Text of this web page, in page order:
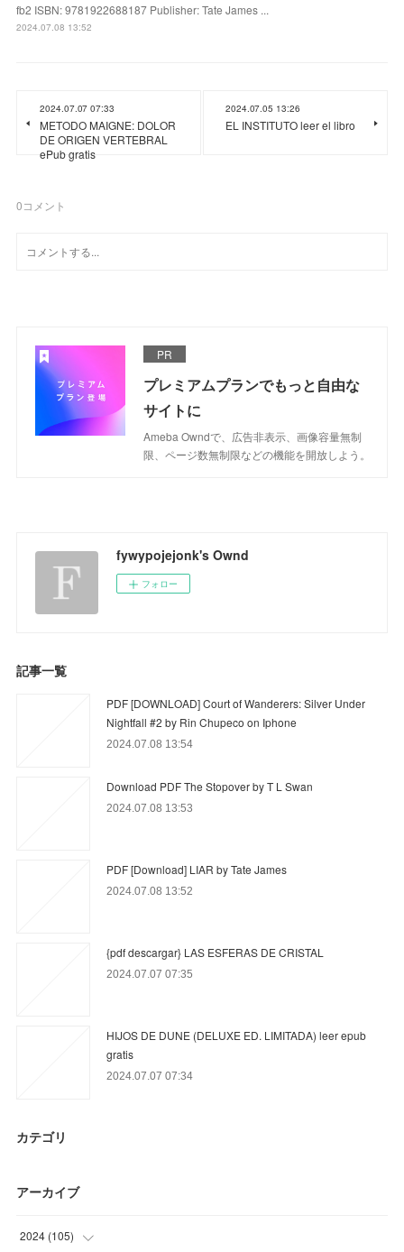
fb2 ISBN: 9781922688187 Publisher: Tate James ...
2024.07.08 13:52
2024.07.07 07:33
METODO MAIGNE: DOLOR
DE ORIGEN VERTEBRAL
ePub gratis
2024.07.05 13:26
EL INSTITUTO leer el libro
0コメント
PR
プレミアムプランでもっと自由な
サイトに
Ameba Owndで、広告非表示、画像容量無制
限、ページ数無制限などの機能を開放しよう。
fywypojejonk's Ownd
フォロー
記事一覧
PDF [DOWNLOAD] Court of Wanderers: Silver Under
Nightfall #2 by Rin Chupeco on Iphone
2024.07.08 13:54
Download PDF The Stopover by T L Swan
2024.07.08 13:53
PDF [Download] LIAR by Tate James
2024.07.08 13:52
{pdf descargar} LAS ESFERAS DE CRISTAL
2024.07.07 07:35
HIJOS DE DUNE (DELUXE ED. LIMITADA) leer epub
gratis
2024.07.07 07:34
カテゴリ
アーカイブ
2024 (105)